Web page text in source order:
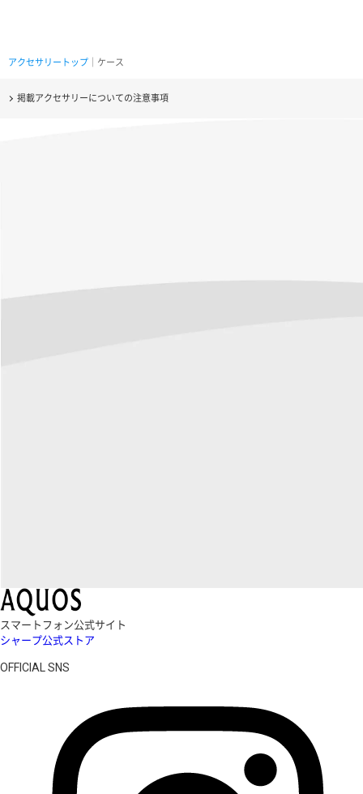
アクセサリートップ ｜ケース
掲載アクセサリーについての注意事項
スマートフォン公式サイト
シャープ公式ストア
OFFICIAL SNS